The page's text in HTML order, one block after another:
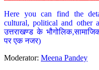
Here you can find the
cultural, political and other
उत्तराखण्ड के
पर एक नजर)
Moderator: Meena Pandey